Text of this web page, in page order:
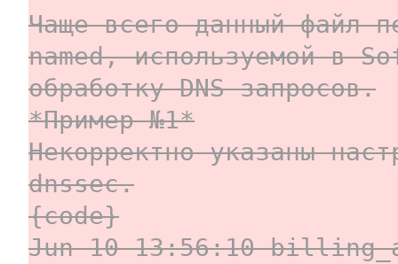
Чаще всего данный файл
named, используемой в
обработку DNS-запросов.
*Пример №1*
Некорректно указаны
dnssec.
{code}
Jun 10 13:56:10